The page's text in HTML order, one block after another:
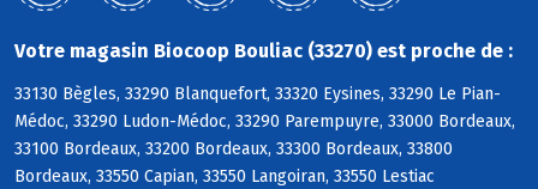
Votre magasin Biocoop Bouliac (33270) est proche de :
33130 Bègles, 33290 Blanquefort, 33320 Eysines, 33290 Le Pian-
Médoc, 33290 Ludon-Médoc, 33290 Parempuyre, 33000 Bordeaux,
33100 Bordeaux, 33200 Bordeaux, 33300 Bordeaux, 33800
Bordeaux, 33550 Capian, 33550 Langoiran, 33550 Lestiac